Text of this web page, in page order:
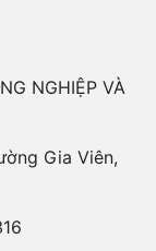
NGHIỆP VÀ
Gia Viên,